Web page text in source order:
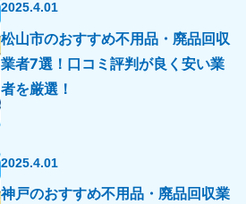
2025.4.01
松山市のおすすめ不用品・廃品回収
業者7選！口コミ評判が良く安い業
者を厳選！
2025.4.01
神戸のおすすめ不用品・廃品回収業